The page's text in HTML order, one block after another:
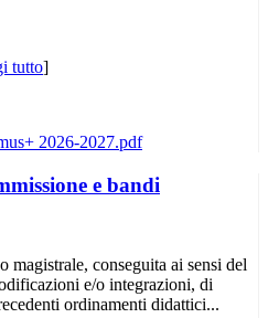
tutto]
e bandi
magistrale, conseguita ai sensi del
e/o integrazioni, di
ordinamenti didattici...